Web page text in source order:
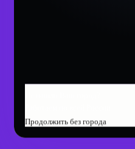
Продолжить без города